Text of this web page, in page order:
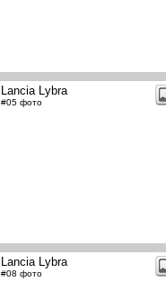
Lancia Lybra
#05 фото
Lancia Lybra
#08 фото